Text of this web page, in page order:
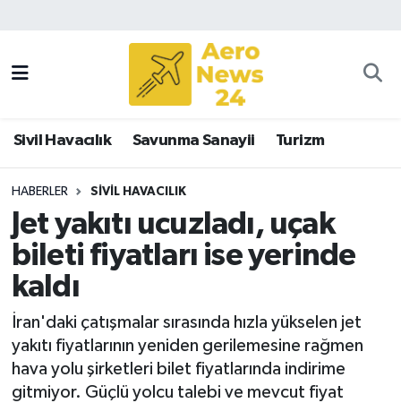
Sivil Havacılık Savunma Sanayii Turizm
HABERLER SIVIL HAVACILIK
Jet yakıtı ucuzladı, uçak
bileti fiyatları ise yerinde
kaldı
İran'daki çatışmalar sırasında hızla yükselen jet
yakıtı fiyatlarının yeniden gerilemesine rağmen
hava yolu şirketleri bilet fiyatlarında indirime
gitmiyor. Güçlü yolcu talebi ve mevcut fiyat